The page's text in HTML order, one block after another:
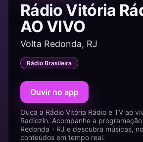
Rádio Vitória
AO VIVO
Volta Redonda, RJ
Rádio Brasileira
Ouvir no app
Ouça a Rádio Vitória Rádio e TV ao
Radiozin. Acompanhe a
Redonda - RJ e descubra músicas,
conteúdos em tempo real.